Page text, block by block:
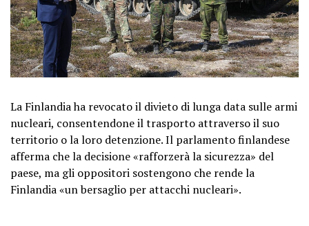
La Finlandia ha revocato il divieto di lunga data sulle armi
nucleari, consentendone il trasporto attraverso il suo
territorio o la loro detenzione. Il parlamento finlandese
afferma che la decisione «rafforzerà la sicurezza» del
paese, ma gli oppositori sostengono che rende la
Finlandia «un bersaglio per attacchi nucleari».